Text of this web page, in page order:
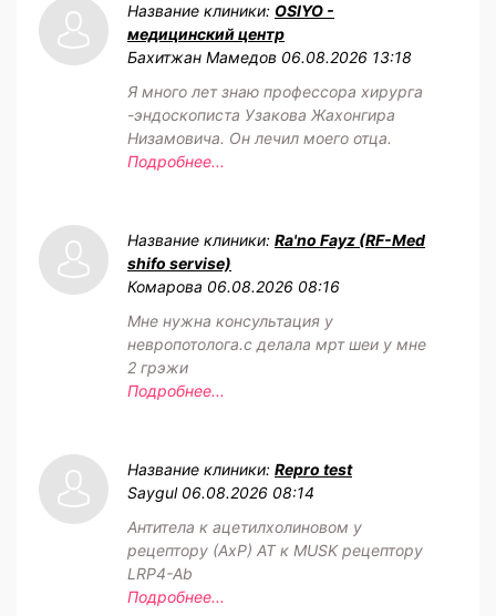
Название клиники: OSIYO -
медицинский центр
Бахитжан Мамедов 06.08.2026 13:18
Я много лет знаю профессора хирурга
-эндоскописта Узакова Жахонгира
Низамовича. Он лечил моего отца.
Подробнее...
Название клиники: Ra'no Fayz (RF-Med
shifo servise)
Комарова 06.08.2026 08:16
Мне нужна консультация у
невропотолога.с делала мрт шеи у мне
2 грэжи
Подробнее...
Название клиники: Repro test
Saygul 06.08.2026 08:14
Антитела к ацетилхолиновом у
рецептору (АхР) АТ к MUSK рецептору
LRP4-Ab
Подробнее...